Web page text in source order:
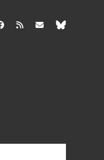
facebook info@aida-archiv.de